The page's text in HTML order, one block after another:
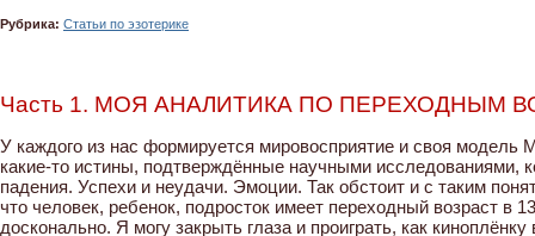
Рубрика: Статьи по эзотерике
Часть 1. МОЯ АНАЛИТИКА ПО ПЕРЕХОДНЫМ
У каждого из нас формируется мировосприятие и своя модель
какие-то истины, подтверждённые научными
падения. Успехи и неудачи. Эмоции. Так обстоит и с таким
что человек, ребенок, подросток имеет переходный возраст в
досконально. Я могу закрыть глаза и проиграть, как